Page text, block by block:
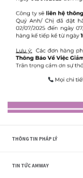
THÔNG TIN PHÁP LÝ
TIN TỨC AMWAY